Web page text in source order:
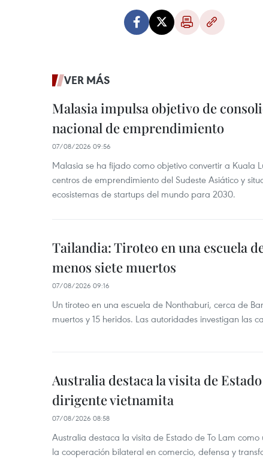
VER MÁS
Malasia impulsa objetivo de
nacional de emprendimiento
07/08/2026 09:56
Malasia se ha fijado como objetivo convertir a Kuala
centros de emprendimiento del Sudeste Asiático y
ecosistemas de startups del mundo para 2030.
Tailandia: Tiroteo en una escuela
menos siete muertos
07/08/2026 09:16
Un tiroteo en una escuela de Nonthaburi, cerca de
muertos y 15 heridos. Las autoridades investigan las
Australia destaca la visita de
dirigente vietnamita
07/08/2026 08:58
Australia destaca la visita de Estado de To Lam
la cooperación bilateral en comercio, defensa y